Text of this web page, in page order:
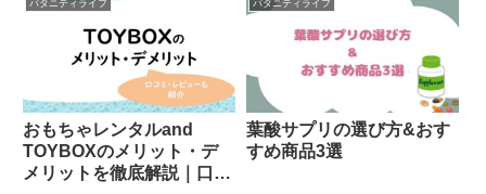
パタニティライフ
おもちゃレンタルand
TOYBOXのメリット・デ
メリットを徹底解説｜口コ
パタニティライフ
葉酸サプリの選び方&おす
すめ商品3選